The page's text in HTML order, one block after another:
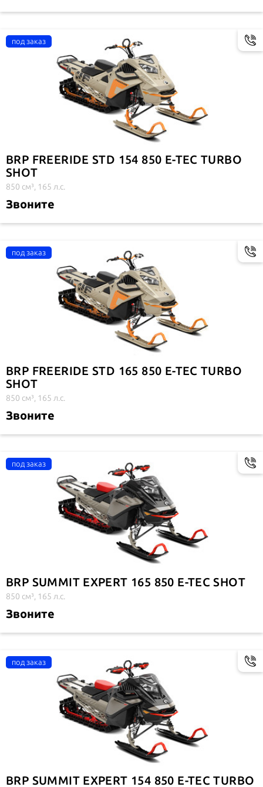
BRP FREERIDE STD 154 850 E-TEC TURBO
SHOT
850 см³, 165 л.с.
Звоните
BRP FREERIDE STD 165 850 E-TEC TURBO
SHOT
850 см³, 165 л.с.
Звоните
BRP SUMMIT EXPERT 165 850 E-TEC SHOT
850 см³, 165 л.с.
Звоните
BRP SUMMIT EXPERT 154 850 E-TEC TURBO